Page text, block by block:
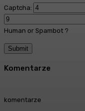
Captcha:
Human or Spambot ?
Komentarze
komentarze